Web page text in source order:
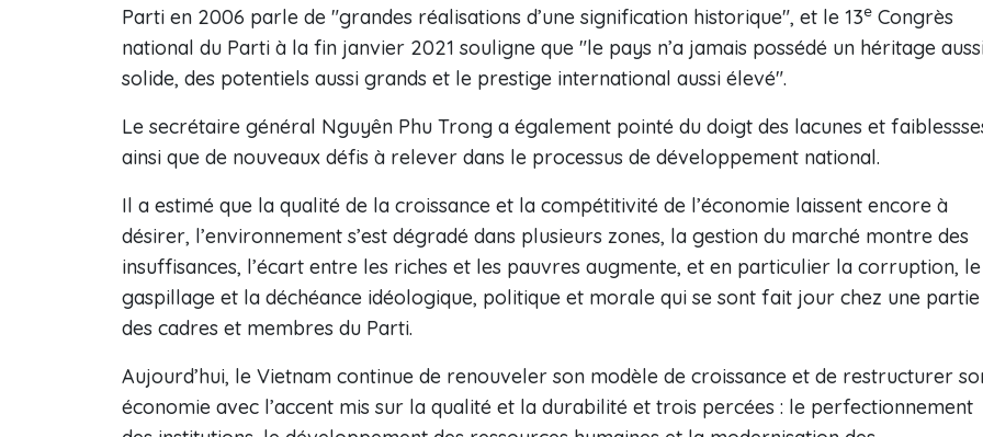
Parti en 2006 parle de "grandes réalisations d’une signification historique", et le 13e Congrès
national du Parti à la fin janvier 2021 souligne que "le pays n’a jamais possédé un héritage
solide, des potentiels aussi grands et le prestige international aussi élevé".
Le secrétaire général Nguyên Phu Trong a également pointé du doigt des lacunes et
ainsi que de nouveaux défis à relever dans le processus de développement national.
Il a estimé que la qualité de la croissance et la compétitivité de l’économie laissent encore à
désirer, l’environnement s’est dégradé dans plusieurs zones, la gestion du marché montre des
insuffisances, l’écart entre les riches et les pauvres augmente, et en particulier la corruption, le
gaspillage et la déchéance idéologique, politique et morale qui se sont fait jour chez une partie
des cadres et membres du Parti.
Aujourd’hui, le Vietnam continue de renouveler son modèle de croissance et de restructurer
économie avec l’accent mis sur la qualité et la durabilité et trois percées : le perfectionnement